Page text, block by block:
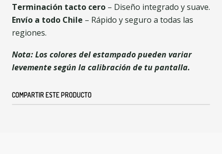
Terminación tacto cero – Diseño integrado y suave.
Envío a todo Chile – Rápido y seguro a todas las
regiones.
Nota: Los colores del estampado pueden variar
levemente según la calibración de tu pantalla.
COMPARTIR ESTE PRODUCTO